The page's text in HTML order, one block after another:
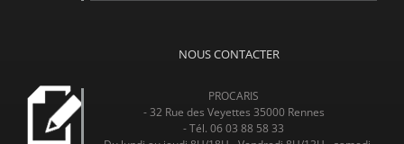
NOUS CONTACTER
PROCARIS
- 32 Rue des Veyettes 35000 Rennes
- Tél. 06 03 88 58 33